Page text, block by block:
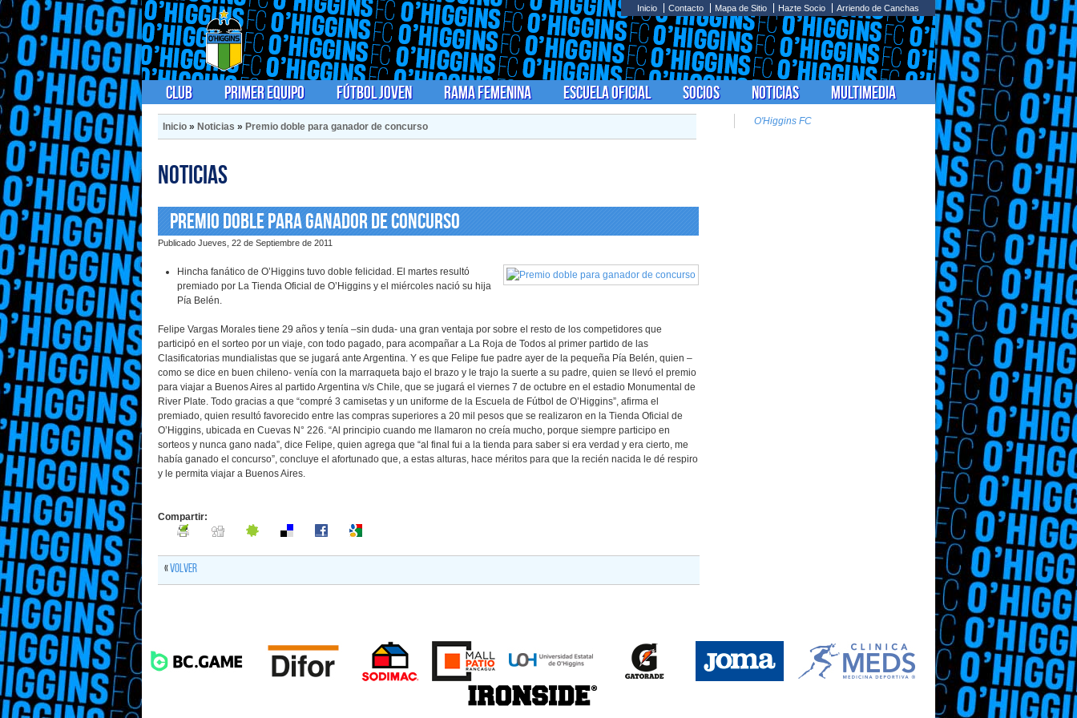
Inicio Contacto Mapa de Sitio Hazte Socio Arriendo de Canchas
Club Primer Equipo Fútbol Joven Rama Femenina Escuela Oficial Socios Noticias Multimedia
Inicio » Noticias » Premio doble para ganador de concurso
Noticias
Premio doble para ganador de concurso
Publicado Jueves, 22 de Septiembre de 2011
Hincha fanático de O’Higgins tuvo doble felicidad. El martes resultó
premiado por La Tienda Oficial de O’Higgins y el miércoles nació su hija
Pía Belén.
Felipe Vargas Morales tiene 29 años y tenía –sin duda- una gran ventaja por sobre el resto de los competidores que
participó en el sorteo por un viaje, con todo pagado, para acompañar a La Roja de Todos al primer partido de las
Clasificatorias mundialistas que se jugará ante Argentina. Y es que Felipe fue padre ayer de la pequeña Pía Belén, quien –
como se dice en buen chileno- venía con la marraqueta bajo el brazo y le trajo la suerte a su padre, quien se llevó el premio
para viajar a Buenos Aires al partido Argentina v/s Chile, que se jugará el viernes 7 de octubre en el estadio Monumental de
River Plate. Todo gracias a que “compré 3 camisetas y un uniforme de la Escuela de Fútbol de O’Higgins”, afirma el
premiado, quien resultó favorecido entre las compras superiores a 20 mil pesos que se realizaron en la Tienda Oficial de
O’Higgins, ubicada en Cuevas N° 226. “Al principio cuando me llamaron no creía mucho, porque siempre participo en
sorteos y nunca gano nada”, dice Felipe, quien agrega que “al final fui a la tienda para saber si era verdad y era cierto, me
había ganado el concurso”, concluye el afortunado que, a estas alturas, hace méritos para que la recién nacida le dé respiro
y le permita viajar a Buenos Aires.
Compartir:
«Volver
O'Higgins FC